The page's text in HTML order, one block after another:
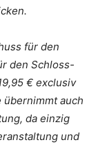
für den
den Schloss-
€ exclusiv
übernimmt auch
da einzig
und